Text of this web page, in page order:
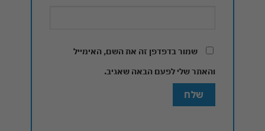
שמור בדפדפן זה את השם, האימייל
והאתר שלי לפעם הבאה שאגיב.